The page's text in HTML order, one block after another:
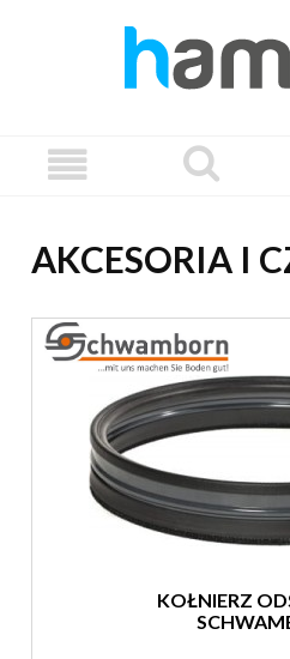
AKCESORIA I
KOŁNIERZ